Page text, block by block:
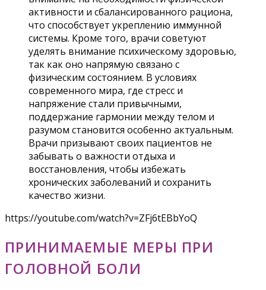
активности и сбалансированного рациона,
что способствует укреплению иммунной
системы. Кроме того, врачи советуют
уделять внимание психическому здоровью,
так как оно напрямую связано с
физическим состоянием. В условиях
современного мира, где стресс и
напряжение стали привычными,
поддержание гармонии между телом и
разумом становится особенно актуальным.
Врачи призывают своих пациентов не
забывать о важности отдыха и
восстановления, чтобы избежать
хронических заболеваний и сохранить
качество жизни.
https://youtube.com/watch?v=ZFj6tEBbYoQ
ПРИНИМАЕМЫЕ МЕРЫ ПРИ
ГОЛОВНОЙ БОЛИ